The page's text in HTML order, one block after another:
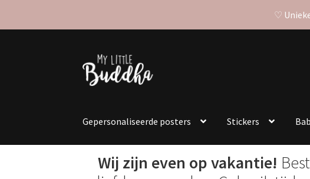
♡
Ga
door
naar
Ga
naar
de
Gepersonaliseerde posters
Stickers
Wij zijn even op vakantie!